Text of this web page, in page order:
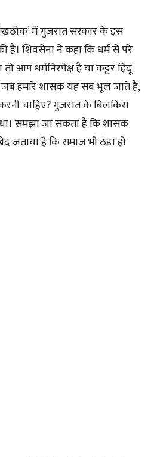
में गुजरात सरकार के इस
शिवसेना ने कहा कि धर्म से परे
आप धर्मनिरपेक्ष हैं या कट्टर हिंदू
हमारे शासक यह सब भूल जाते हैं,
चाहिए? गुजरात के बिलकिस
समझा जा सकता है कि शासक
जताया है कि समाज भी ठंडा हो